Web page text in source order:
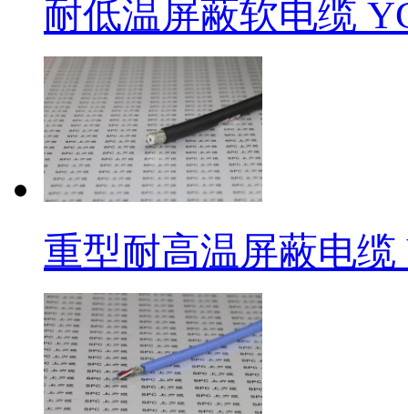
耐低温屏蔽软电缆
重型耐高温屏蔽电